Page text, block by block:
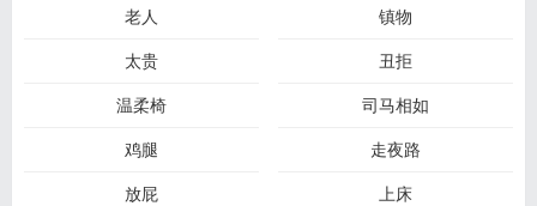
老人
镇物
太贵
丑拒
温柔椅
司马相如
鸡腿
走夜路
放屁
上床